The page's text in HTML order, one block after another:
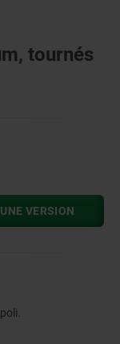
tournés
VERSION